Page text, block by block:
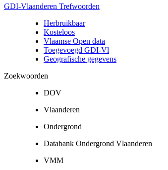
GDI-Vlaanderen Trefwoorden
Herbruikbaar
Kosteloos
Vlaamse Open data
Toegevoegd GDI-Vl
Geografische gegevens
Zoekwoorden
DOV
Vlaanderen
Ondergrond
Databank Ondergrond Vlaanderen
VMM